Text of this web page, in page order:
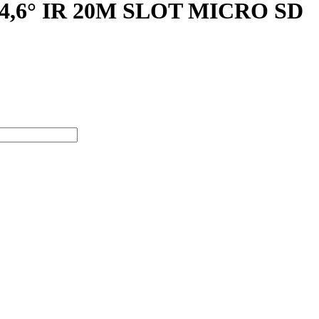
IR 20M SLOT MICRO SD